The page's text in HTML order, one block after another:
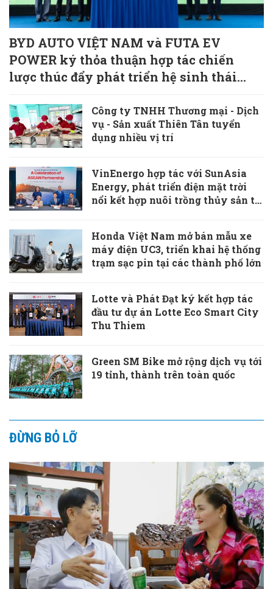
BYD AUTO VIỆT NAM và FUTA EV
POWER ký thỏa thuận hợp tác chiến
lược thúc đẩy phát triển hệ sinh thái
Công ty TNHH Thương mại - Dịch
vụ - Sản xuất Thiên Tân tuyển
dụng nhiều vị trí
VinEnergo hợp tác với SunAsia
Energy, phát triển điện mặt trời
nổi kết hợp nuôi trồng thủy sản tại
Honda Việt Nam mở bán mẫu xe
máy điện UC3, triển khai hệ thống
trạm sạc pin tại các thành phố lớn
Lotte và Phát Đạt ký kết hợp tác
đầu tư dự án Lotte Eco Smart City
Thu Thiem
Green SM Bike mở rộng dịch vụ tới
19 tỉnh, thành trên toàn quốc
ĐỪNG BỎ LỠ